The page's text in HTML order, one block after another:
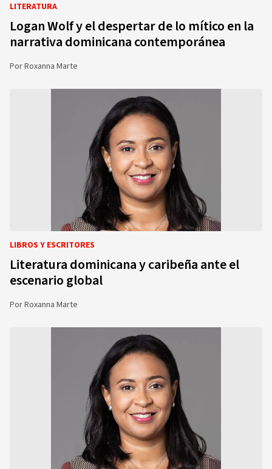
LITERATURA
Logan Wolf y el despertar de lo mítico en la
narrativa dominicana contemporánea
PorRoxanna Marte
LIBROS Y ESCRITORES
Literatura dominicana y caribeña ante el
escenario global
PorRoxanna Marte